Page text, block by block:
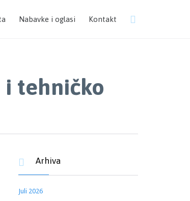
Nabavke i oglasi Kontakt 
i tehničko
 Arhiva
Juli 2026